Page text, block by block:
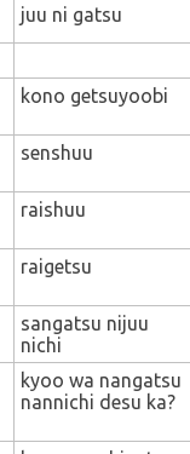
juu ni gatsu
kono getsuyoobi
senshuu
raishuu
raigetsu
sangatsu nijuu
nichi
kyoo wa nangatsu
nannichi desu ka?